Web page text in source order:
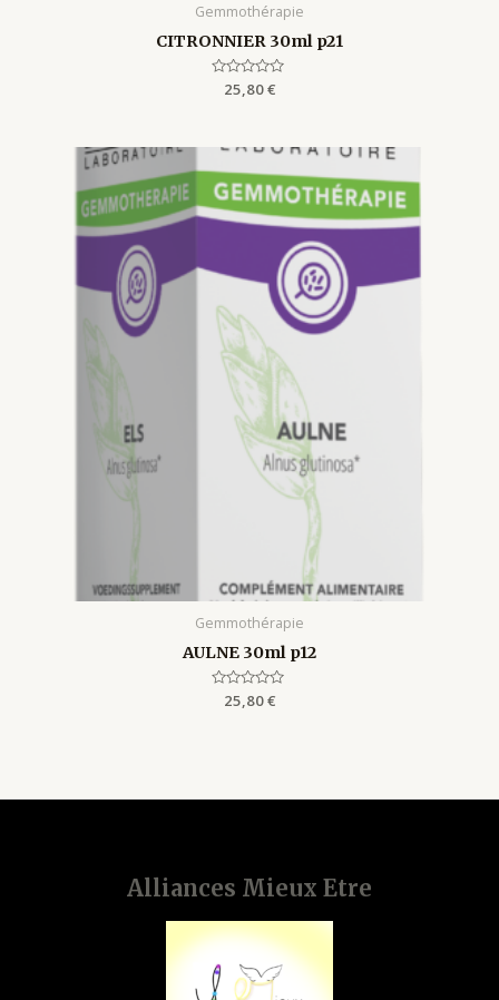
Gemmothérapie
CITRONNIER 30ml p21
Rated
25,80€
Gemmothérapie
AULNE 30ml p12
Rated
25,80€
Alliances Mieux Etre